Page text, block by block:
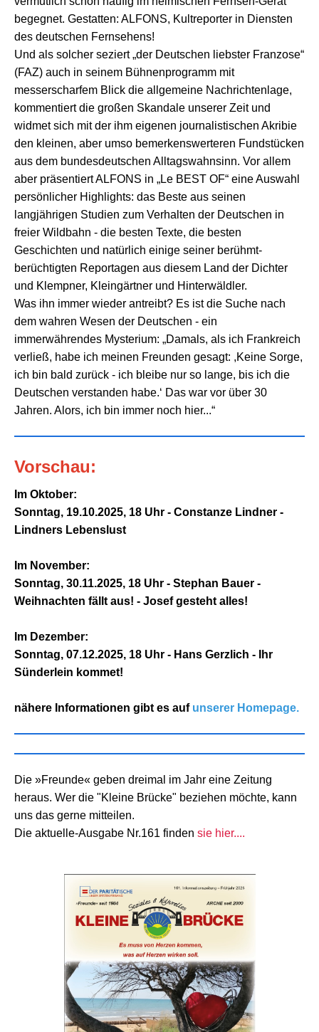
begegnet. Gestatten: ALFONS, Kultreporter in Diensten
des deutschen Fernsehens!
Und als solcher seziert „der Deutschen liebster Franzose“
(FAZ) auch in seinem Bühnenprogramm mit
messerscharfem Blick die allgemeine Nachrichtenlage,
kommentiert die großen Skandale unserer Zeit und
widmet sich mit der ihm eigenen journalistischen Akribie
den kleinen, aber umso bemerkenswerteren Fundstücken
aus dem bundesdeutschen Alltagswahnsinn. Vor allem
aber präsentiert ALFONS in „Le BEST OF“ eine Auswahl
persönlicher Highlights: das Beste aus seinen
langjährigen Studien zum Verhalten der Deutschen in
freier Wildbahn - die besten Texte, die besten
Geschichten und natürlich einige seiner berühmt-
berüchtigten Reportagen aus diesem Land der Dichter
und Klempner, Kleingärtner und Hinterwäldler.
Was ihn immer wieder antreibt? Es ist die Suche nach
dem wahren Wesen der Deutschen - ein
immerwährendes Mysterium: „Damals, als ich Frankreich
verließ, habe ich meinen Freunden gesagt: ,Keine Sorge,
ich bin bald zurück - ich bleibe nur so lange, bis ich die
Deutschen verstanden habe.‘ Das war vor über 30
Jahren. Alors, ich bin immer noch hier...“
Vorschau:
Im Oktober:
Sonntag, 19.10.2025, 18 Uhr - Constanze Lindner -
Lindners Lebenslust
Im November:
Sonntag, 30.11.2025, 18 Uhr - Stephan Bauer -
Weihnachten fällt aus! - Josef gesteht alles!
Im Dezember:
Sonntag, 07.12.2025, 18 Uhr - Hans Gerzlich - Ihr
Sünderlein kommet!
nähere Informationen gibt es auf unserer Homepage.
Die »Freunde« geben dreimal im Jahr eine Zeitung
heraus. Wer die "Kleine Brücke" beziehen möchte, kann
uns das gerne mitteilen.
Die aktuelle-Ausgabe Nr.161 finden sie hier....